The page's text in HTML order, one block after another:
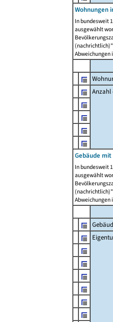
Wohnungen
In bundesweit
ausgewählt
Abweichungen
Anzahl
Gebäude
In bundesweit
ausgewählt
Abweichungen